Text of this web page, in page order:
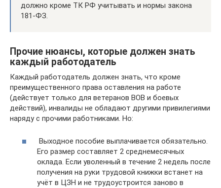
должно кроме ТК РФ учитывать и нормы закона
181-ФЗ.
Прочие нюансы, которые должен знать
каждый работодатель
Каждый работодатель должен знать, что кроме
преимущественного права оставления на работе
(действует только для ветеранов ВОВ и боевых
действий), инвалиды не обладают другими привилегиями
наряду с прочими работниками. Но:
Выходное пособие выплачивается обязательно.
Его размер составляет 2 среднемесячных
оклада. Если уволенный в течение 2 недель после
получения на руки трудовой книжки встанет на
учёт в ЦЗН и не трудоустроится заново в